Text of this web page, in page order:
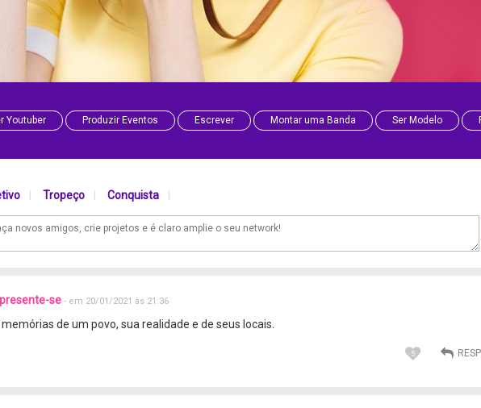
Youtuber Produzir Eventos Escrever Montar uma Banda Ser Modelo
Tropeço Conquista
se - em 20/01/2021 às 21:36
de um povo, sua realidade e de seus locais.
5